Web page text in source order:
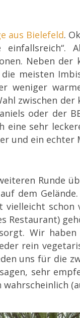
aus Bielefeld.
Neben der
meisten
weniger
zwischen der
oder der
eine sehr
und ein echter
Runde
dem
schon
Restaurant)
Wir
rein
uns für die
sehr